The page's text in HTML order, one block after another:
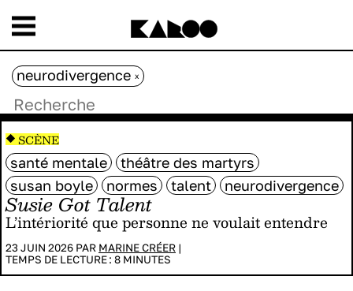
Susie Got Talent
L’intériorité que personne ne voulait entendre
23 JUIN 2026 PAR MARINE CRÉER |
TEMPS DE LECTURE : 8 MINUTES
santé mentale
théâtre des martyrs
susan boyle
normes talent neurodivergence
SCÈNE
neurodivergence x